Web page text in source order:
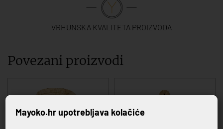
VRHUNSKA KVALITETA PROIZVODA
Povezani proizvodi
Mayoko.hr upotrebljava kolačiće